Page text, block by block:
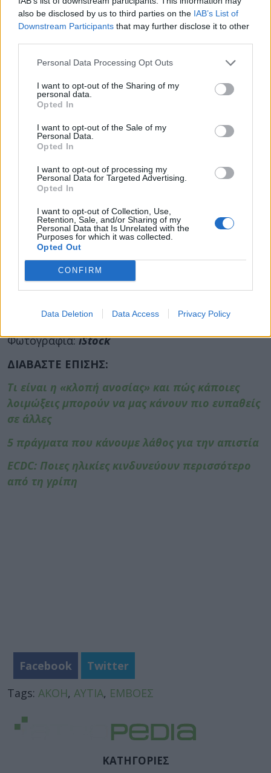
also be disclosed by us to third parties on the IAB’s List of
Downstream Participants that may further disclose it to other
Personal Data Processing Opt Outs
I want to opt-out of the Sharing of my
personal data.
Opted In
I want to opt-out of the Sale of my
Personal Data.
Opted In
I want to opt-out of processing my
Personal Data for Targeted Advertising.
Opted In
I want to opt-out of Collection, Use,
Retention, Sale, and/or Sharing of my
Personal Data that Is Unrelated with the
Purposes for which it was collected.
Opted Out
CONFIRM
Data Deletion Data Access Privacy Policy
παθήσεις, όπως βαρηκοΐα, κατάθλιψη,
διαταραχή του ύπνου και άγχος.
μην έχουν απαραίτητα παθολογία στο αυτί, έχουν,
όμως, μεγάλη ανάγκη να μάθουν πώς προκλήθηκαν οι
εμβοές και αν θεραπεύονται.
φαινόμενο των εμβοών κι έτσι δεν μπορεί να γίνει
ακριβής πρόγνωση. Όταν, όμως, βρεθεί η αιτιολογία,
τότε ξεκάθαρα μπορεί να θεραπευθεί το αίτιο και
επομένως και οι εμβοές.
Να σημειωθεί ότι πολλά ερωτήματα είναι ακόμη
αναπάντητα, γιατί υπάρχουν πολλές φορές βλάβες
στον κεντρικό ακουστικό μηχανισμό από έκθεση σε
θόρυβο, χωρίς να υπάρχει βαρηκοΐα, αλλά έχει γίνει
λειτουργική διαταραχή στα τριχωτά κύτταρα του
κοχλία, στην μικροδομή του ακουστικού νεύρου και
εμβοών».
Φωτογραφία:iStock
ΔΙΑΒΑΣΤΕ ΕΠΙΣΗΣ:
Τι είναι η «κλοπή ανοσίας» και πώς κάποιες
λοιμώξεις μπορούν να μας κάνουν πιο ευπαθείς
σε άλλες
5 πράγματα που κάνουμε λάθος για την απιστία
ECDC: Ποιες ηλικίες κινδυνεύουν περισσότερο
από τη γρίπη
Facebook
Twitter
Tags: ΑΚΟΗ, ΑΥΤΙΑ, ΕΜΒΟΕΣ
ΚΑΤΗΓΟΡΙΕΣ